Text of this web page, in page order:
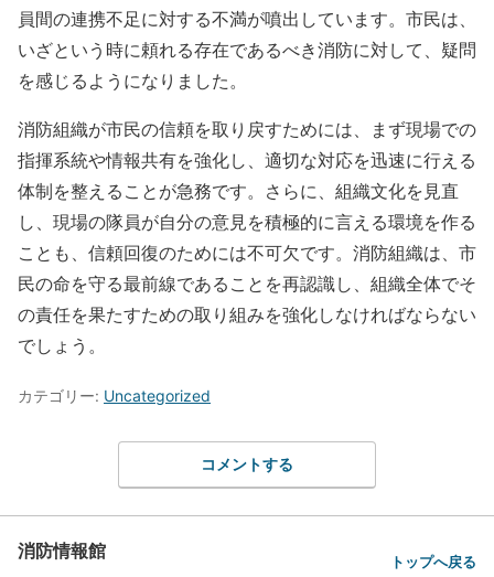
員間の連携不足に対する不満が噴出しています。市民は、
いざという時に頼れる存在であるべき消防に対して、疑問
を感じるようになりました。
消防組織が市民の信頼を取り戻すためには、まず現場での
指揮系統や情報共有を強化し、適切な対応を迅速に行える
体制を整えることが急務です。さらに、組織文化を見直
し、現場の隊員が自分の意見を積極的に言える環境を作る
ことも、信頼回復のためには不可欠です。消防組織は、市
民の命を守る最前線であることを再認識し、組織全体でそ
の責任を果たすための取り組みを強化しなければならない
でしょう。
カテゴリー: Uncategorized
コメントする
消防情報館 トップへ戻る